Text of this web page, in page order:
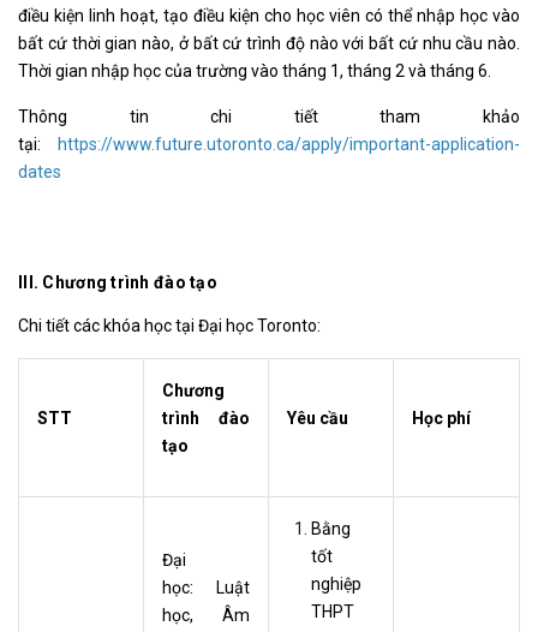
điều kiện linh hoạt, tạo điều kiện cho học viên có thể nhập học vào
bất cứ thời gian nào, ở bất cứ trình độ nào với bất cứ nhu cầu nào.
Thời gian nhập học của trường vào tháng 1, tháng 2 và tháng 6.
Thông tin chi tiết tham khảo
tại:
https://www.future.utoronto.ca/apply/important-application-
dates
III. Chương trình đào tạo
Chi tiết các khóa học tại Đại học Toronto:
STT
Chương
trình đào
tạo
Yêu cầu Học phí
Đại
học: Luật
học, Âm
Bằng
tốt
nghiệp
THPT